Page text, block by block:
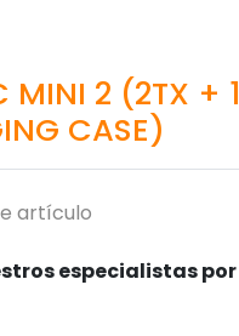
MINI 2 (2TX + 1
CASE)
artículo
especialistas por